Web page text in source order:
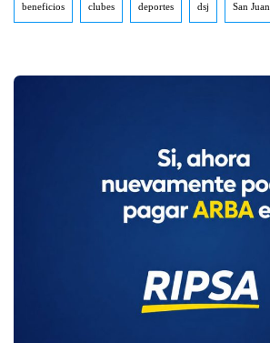
beneficios clubes deportes dsj San Juan